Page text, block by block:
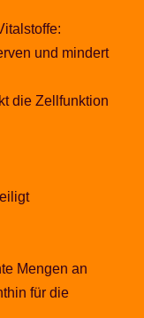
und mindert
die Zellfunktion
Mengen an
für die